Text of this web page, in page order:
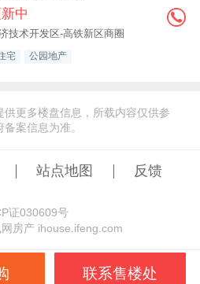
中
技术开发区-高铁新区商圈
宅 公园地产
更多楼盘信息，所载内容仅供参
案信息为准。
站点地图 反馈
证030609号
房产 ihouse.ifeng.com
联系售楼处